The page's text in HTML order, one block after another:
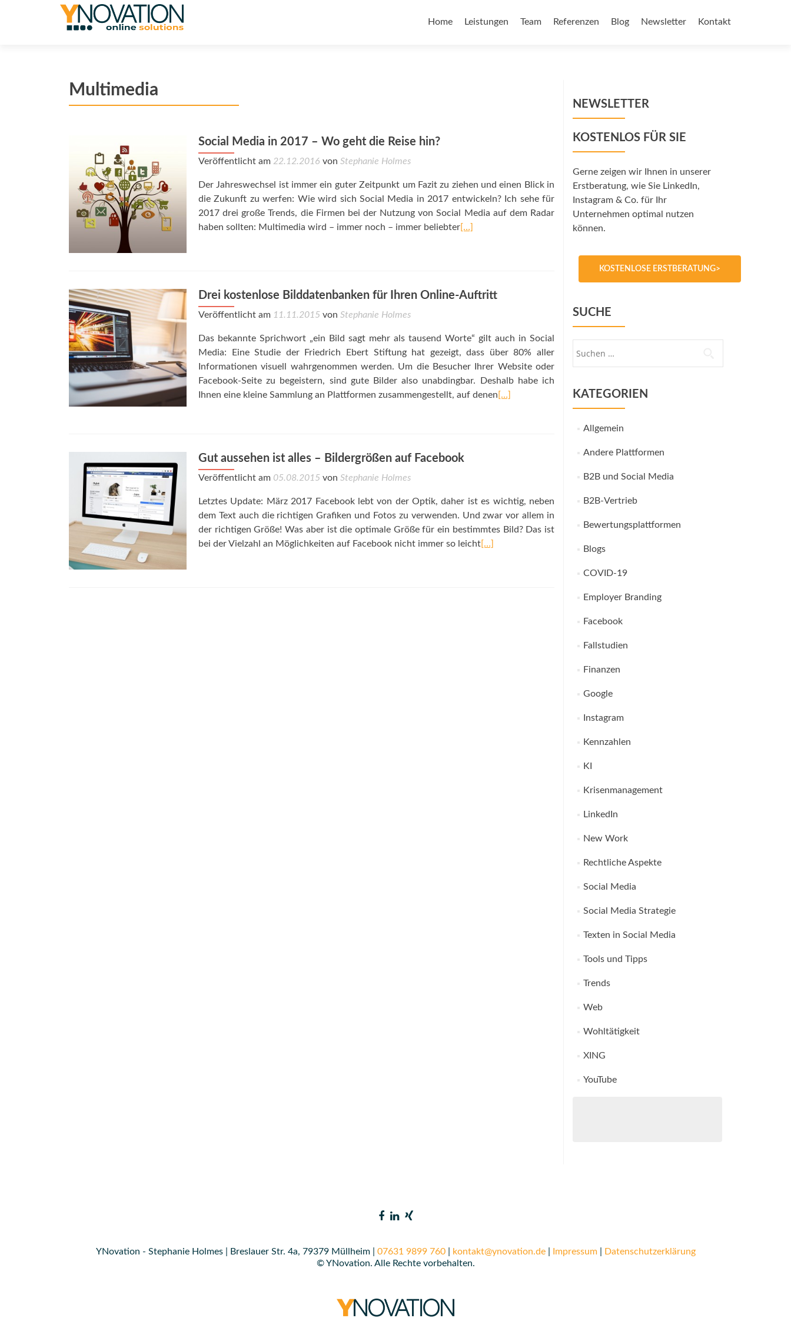
Home Leistungen Team Referenzen Blog Newsletter Kontakt
Multimedia
Social Media in 2017 – Wo geht die Reise hin?
Veröffentlicht am 22.12.2016 von Stephanie Holmes
Der Jahreswechsel ist immer ein guter Zeitpunkt um Fazit zu ziehen und einen Blick in
die Zukunft zu werfen: Wie wird sich Social Media in 2017 entwickeln? Ich sehe für
2017 drei große Trends, die Firmen bei der Nutzung von Social Media auf dem Radar
haben sollten: Multimedia wird – immer noch – immer beliebter[…]
Drei kostenlose Bilddatenbanken für Ihren Online-Auftritt
Veröffentlicht am 11.11.2015 von Stephanie Holmes
Das bekannte Sprichwort „ein Bild sagt mehr als tausend Worte“ gilt auch in Social
Media: Eine Studie der Friedrich Ebert Stiftung hat gezeigt, dass über 80% aller
Informationen visuell wahrgenommen werden. Um die Besucher Ihrer Website oder
Facebook-Seite zu begeistern, sind gute Bilder also unabdingbar. Deshalb habe ich
Ihnen eine kleine Sammlung an Plattformen zusammengestellt, auf denen […]
Gut aussehen ist alles – Bildergrößen auf Facebook
Veröffentlicht am 05.08.2015 von Stephanie Holmes
Letztes Update: März 2017 Facebook lebt von der Optik, daher ist es wichtig, neben
dem Text auch die richtigen Grafiken und Fotos zu verwenden. Und zwar vor allem in
der richtigen Größe! Was aber ist die optimale Größe für ein bestimmtes Bild? Das ist
bei der Vielzahl an Möglichkeiten auf Facebook nicht immer so leicht[…]
NEWSLETTER
KOSTENLOS FÜR SIE
Gerne zeigen wir Ihnen in unserer
Erstberatung, wie Sie LinkedIn,
Instagram & Co. für Ihr
Unternehmen optimal nutzen
können.
KOSTENLOSE ERSTBERATUNG>
SUCHE
KATEGORIEN
Allgemein
Andere Plattformen
B2B und Social Media
B2B-Vertrieb
Bewertungsplattformen
Blogs
COVID-19
Employer Branding
Facebook
Fallstudien
Finanzen
Google
Instagram
Kennzahlen
KI
Krisenmanagement
LinkedIn
New Work
Rechtliche Aspekte
Social Media
Social Media Strategie
Texten in Social Media
Tools und Tipps
Trends
Web
Wohltätigkeit
XING
YouTube
YNovation - Stephanie Holmes | Breslauer Str. 4a, 79379 Müllheim | 07631 9899 760| kontakt@ynovation.de| Impressum|
Datenschutzerklärung
© YNovation. Alle Rechte vorbehalten.